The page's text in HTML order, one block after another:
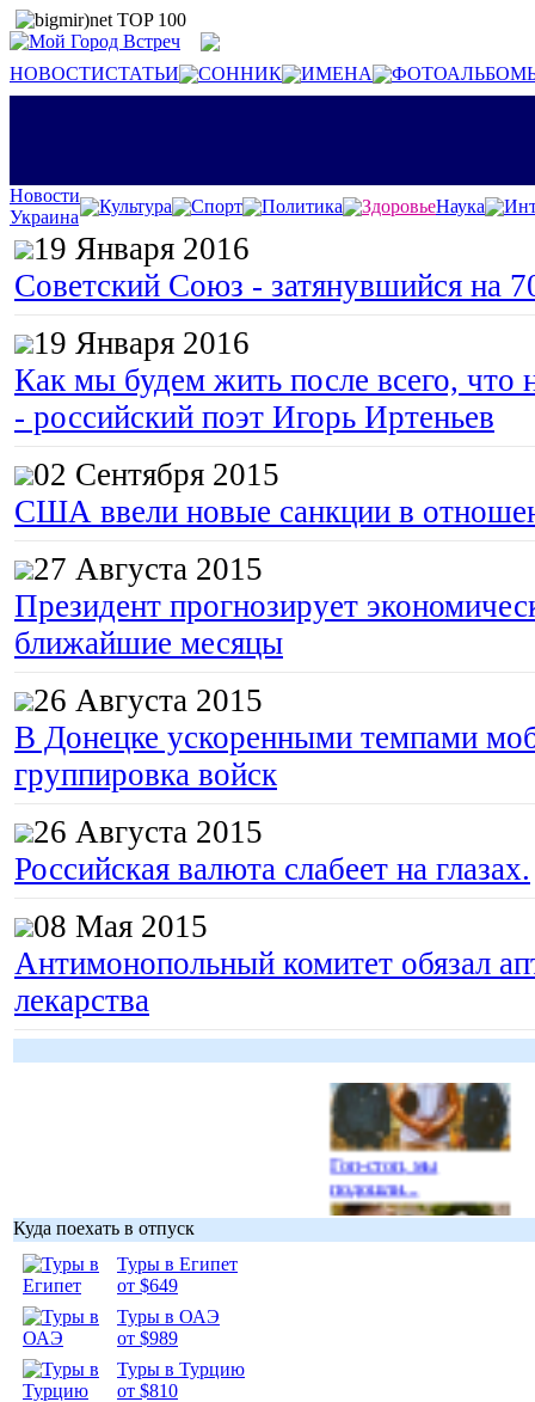
НОВОСТИСТАТЬИ СОННИК ИМЕНА
Новости
Украина
Культура Спорт Политика ЗдоровьеНаука
19 Января 2016
Советский Союз - затянувшийся на
19 Января 2016
Как мы будем жить после всего, что
- российский поэт Игорь Иртеньев
02 Сентября 2015
США ввели новые санкции в
27 Августа 2015
Президент прогнозирует
ближайшие месяцы
26 Августа 2015
В Донецке ускоренными темпами
группировка войск
26 Августа 2015
Российская валюта слабеет на глазах.
08 Мая 2015
Антимонопольный комитет обязал
лекарства
Гоп-стоп, мы
подошли...
Куда поехать в отпуск
Туры в Египет
от $649
Туры в ОАЭ
от $989
Туры в Турцию
от $810